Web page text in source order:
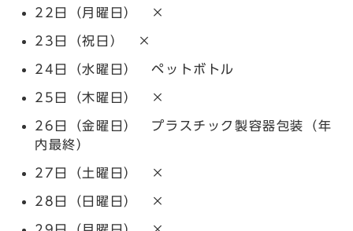
22日（月曜日） ×
23日（祝日） ×
24日（水曜日） ペットボトル
25日（木曜日） ×
26日（金曜日） プラスチック製容器包装（年
内最終）
27日（土曜日） ×
28日（日曜日） ×